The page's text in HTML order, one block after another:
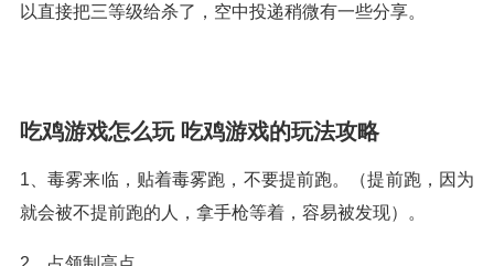
以直接把三等级给杀了，空中投递稍微有一些分享。
吃鸡游戏怎么玩 吃鸡游戏的玩法攻略
1、毒雾来临，贴着毒雾跑，不要提前跑。（提前跑，因为
就会被不提前跑的人，拿手枪等着，容易被发现）。